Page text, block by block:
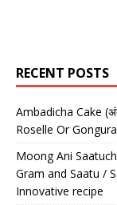
RECENT POSTS
Ambadicha Cake
Roselle Or
Moong Ani
Gram and Saatu /
Innovative recipe